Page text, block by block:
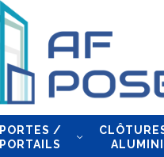
PORTES /
PORTAILS